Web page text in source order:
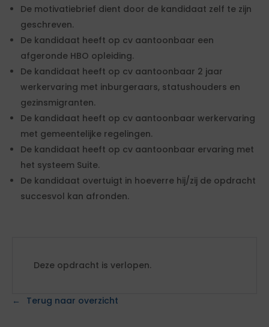
De motivatiebrief dient door de kandidaat zelf te zijn
geschreven.
De kandidaat heeft op cv aantoonbaar een
afgeronde HBO opleiding.
De kandidaat heeft op cv aantoonbaar 2 jaar
werkervaring met inburgeraars, statushouders en
gezinsmigranten.
De kandidaat heeft op cv aantoonbaar werkervaring
met gemeentelijke regelingen.
De kandidaat heeft op cv aantoonbaar ervaring met
het systeem Suite.
De kandidaat overtuigt in hoeverre hij/zij de opdracht
succesvol kan afronden.
Deze opdracht is verlopen.
Terug naar overzicht